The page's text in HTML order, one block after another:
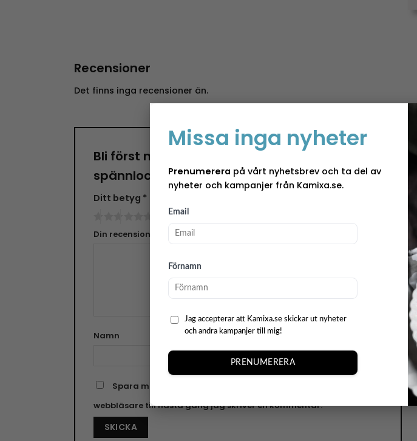
Missa inga nyheter
Prenumerera på vårt nyhetsbrev och ta del av
nyheter och kampanjer från Kamixa.se.
Email
Förnamn
Jag accepterar att Kamixa.se skickar ut nyheter
och andra kampanjer till mig!
PRENUMERERA
Recensioner
Det finns inga recensioner än.
Bli först med att recensera ”Plåtburk med
spännlock – Coffee Collage”
Ditt betyg *
Din recension
Namn E-post
Spara mitt namn, min e-postadress och webbplats i denna
webbläsare till nästa gång jag skriver en kommentar.